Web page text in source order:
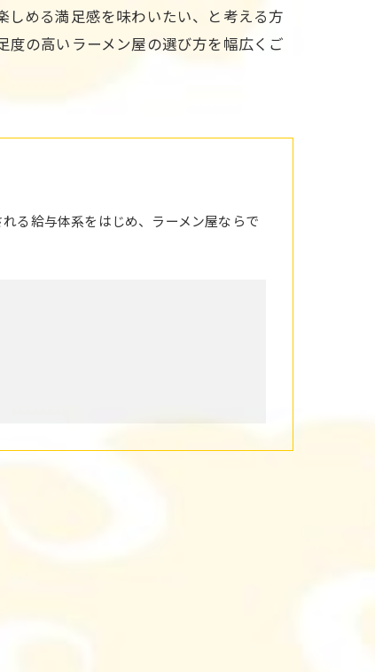
める満足感を味わいたい、と考える方
の高いラーメン屋の選び方を幅広くご
る給与体系をはじめ、ラーメン屋ならで